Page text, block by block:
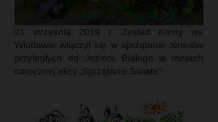
21 września 2019 r. Zakład Karny we
Włodawie włączył się w sprzątanie terenów
przyległych do Jeziora Białego w ramach
corocznej akcji „Sprzątanie Świata”.